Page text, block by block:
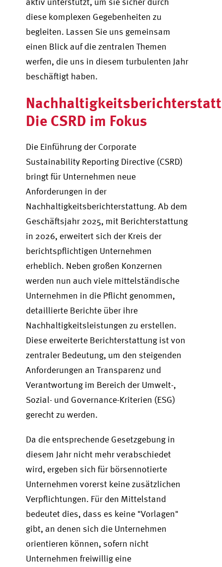
diese komplexen Gegebenheiten zu
begleiten. Lassen Sie uns gemeinsam
einen Blick auf die zentralen Themen
werfen, die uns in diesem turbulenten Jahr
beschäftigt haben.
Die CSRD im Fokus
Die Einführung der Corporate
Sustainability Reporting Directive (CSRD)
bringt für Unternehmen neue
Anforderungen in der
Nachhaltigkeitsberichterstattung. Ab dem
Geschäftsjahr 2025, mit Berichterstattung
in 2026, erweitert sich der Kreis der
berichtspflichtigen Unternehmen
erheblich. Neben großen Konzernen
werden nun auch viele mittelständische
Unternehmen in die Pflicht genommen,
detaillierte Berichte über ihre
Nachhaltigkeitsleistungen zu erstellen.
Diese erweiterte Berichterstattung ist von
zentraler Bedeutung, um den steigenden
Anforderungen an Transparenz und
Verantwortung im Bereich der Umwelt-,
Sozial- und Governance-Kriterien (ESG)
gerecht zu werden.
Da die entsprechende Gesetzgebung in
diesem Jahr nicht mehr verabschiedet
wird, ergeben sich für börsennotierte
Unternehmen vorerst keine zusätzlichen
Verpflichtungen. Für den Mittelstand
bedeutet dies, dass es keine "Vorlagen"
gibt, an denen sich die Unternehmen
orientieren können, sofern nicht
Unternehmen freiwillig eine